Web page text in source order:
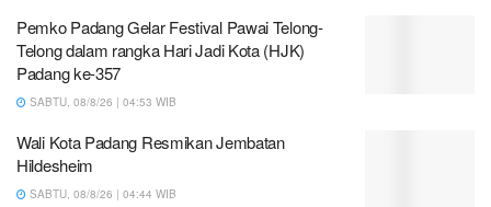
Pemko Padang Gelar Festival Pawai Telong-
Telong dalam rangka Hari Jadi Kota (HJK)
Padang ke-357
SABTU, 08/8/26 | 04:53 WIB
Wali Kota Padang Resmikan Jembatan
Hildesheim
SABTU, 08/8/26 | 04:44 WIB